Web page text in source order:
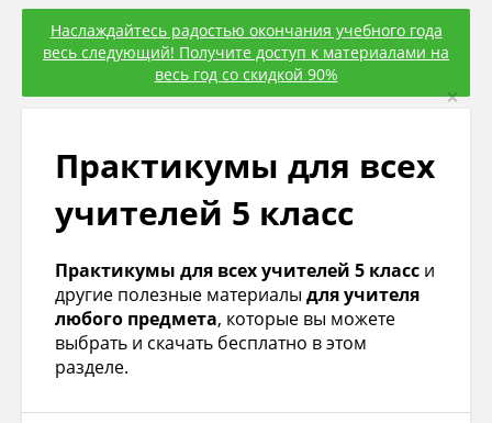
Наслаждайтесь радостью окончания учебного года
весь следующий! Получите доступ к материалами на
весь год со скидкой 90%
×
Практикумы для всех
учителей 5 класс
Практикумы для всех учителей 5 класс и
другие полезные материалы для учителя
любого предмета, которые вы можете
выбрать и скачать бесплатно в этом
разделе.